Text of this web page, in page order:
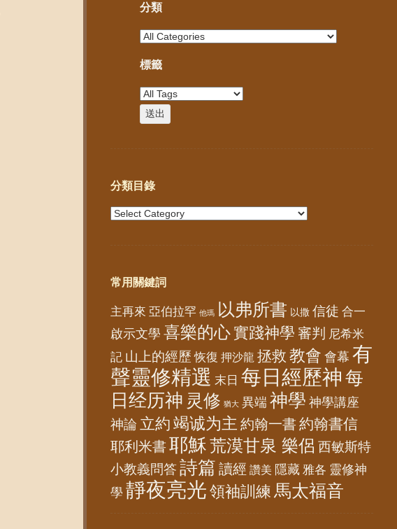
分類
標籤
分類目錄
常用關鍵詞
主再來 亞伯拉罕 他瑪 以弗所書 以撒 信徒 合一
啟示文學 喜樂的心實踐神學 審判 尼希米
記 山上的經歷 恢復 押沙龍 拯救 教會 會幕 有
聲靈修精選 末日 每日經歷神 每
日经历神 灵修 猶大 異端 神學 神學講座
神論 立約 竭诚为主 約翰一書 約翰書信
耶利米書 耶穌荒漠甘泉 樂侶 西敏斯特
小教義問答詩篇 讀經 讚美 隱藏 雅各 靈修神
學 靜夜亮光 領袖訓練 馬太福音